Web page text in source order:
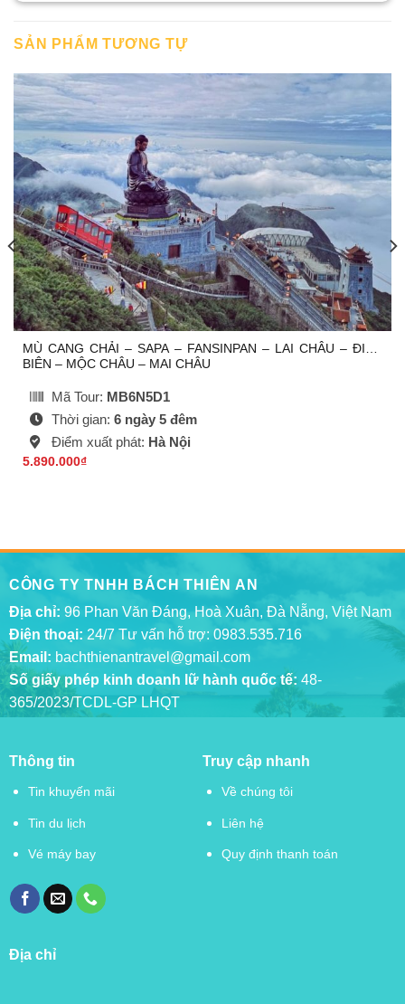
SẢN PHẨM TƯƠNG TỰ
MÙ CANG CHẢI – SAPA – FANSINPAN – LAI CHÂU – ĐIỆN
BIÊN – MỘC CHÂU – MAI CHÂU
Mã Tour: MB6N5D1
Thời gian: 6 ngày 5 đêm
Điểm xuất phát: Hà Nội
5.890.000₫
CÔNG TY TNHH BÁCH THIÊN AN
Địa chỉ: 96 Phan Văn Đáng, Hoà Xuân, Đà Nẵng, Việt Nam
Điện thoại: 24/7 Tư vấn hỗ trợ: 0983.535.716
Email: bachthienantravel@gmail.com
Số giấy phép kinh doanh lữ hành quốc tế: 48-
365/2023/TCDL-GP LHQT
Thông tin
Tin khuyến mãi
Tin du lịch
Vé máy bay
Truy cập nhanh
Về chúng tôi
Liên hệ
Quy định thanh toán
Địa chỉ